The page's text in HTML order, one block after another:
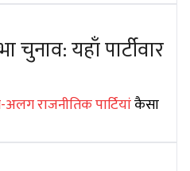
यहाँ पार्टीवार
राजनीतिक पार्टियांकैसा